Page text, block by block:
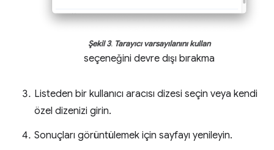
Şekil 3. Tarayıcı varsayılanını kullan
seçeneğini devre dışı bırakma
Listeden bir kullanıcı aracısı dizesi seçin veya kendi
özel dizenizi girin.
Sonuçları görüntülemek için sayfayı yenileyin.